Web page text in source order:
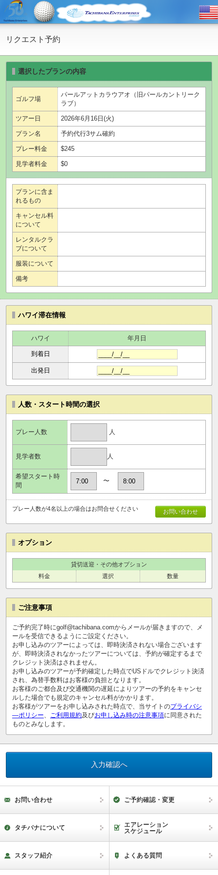
リクエスト予約
選択したプランの内容
ゴルフ場
パールアットカラウアオ（旧パールカントリーク
ラブ）
ツアー日 2026年6月16日(火)
プラン名 予約代行3サム確約
プレー料金 $245
見学者料金 $0
プランに含ま
れるもの
キャンセル料
について
レンタルクラ
ブについて
服装について
備考
ハワイ滞在情報
ハワイ 年月日
到着日
出発日
人数・スタート時間の選択
プレー人数 人
見学者数 人
希望スタート時
間
〜
お問い合わせ
プレー人数が4名以上の場合はお問合せください
オプション
貸切送迎・その他オプション
料金
選択 数量
ご注意事項
ご予約完了時にgolf@tachibana.comからメールが届きますので、メ
ールを受信できるようにご設定ください。
お申し込みのツアーによっては、即時決済されない場合ございます
が、即時決済されなかったツアーについては、予約が確定するまで
クレジット決済はされません。
お申し込みのツアーが予約確定した時点でUSドルでクレジット決済
され、為替手数料はお客様の負担となります。
お客様のご都合及び交通機関の遅延によりツアーの予約をキャンセ
ルした場合でも規定のキャンセル料がかかります。
お客様がツアーをお申し込みされた時点で、当サイトのプライバシ
―ポリシー
ご利用規約及びお申し込み時の注意事項に同意された
ものとみなします。
お問い合わせ ご予約確認・変更
タチバナについて
エアレーション
スケジュール
スタッフ紹介 よくある質問